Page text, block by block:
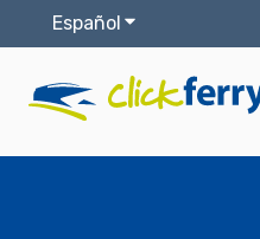
Español Traducciones